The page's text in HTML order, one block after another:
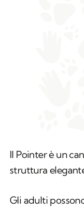
Il Pointer è un
struttura
Gli adulti